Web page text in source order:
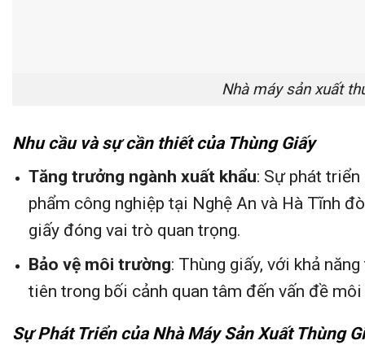
Nhà máy sản xuất
Nhu cầu và sự cần thiết của Thùng Giấy
Tăng trưởng ngành xuất khẩu: Sự phát triển
phẩm công nghiệp tại Nghệ An và Hà Tĩnh
giấy đóng vai trò quan trọng.
Bảo vệ môi trường: Thùng giấy, với khả
tiên trong bối cảnh quan tâm đến vấn đề
Sự Phát Triển của Nhà Máy Sản Xuất Thùng